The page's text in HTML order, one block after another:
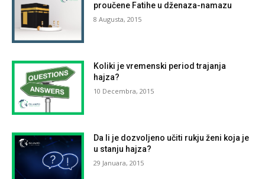
proučene Fatihe u dženaza-namazu
8 Augusta, 2015
Koliki je vremenski period trajanja
hajza?
10 Decembra, 2015
Da li je dozvoljeno učiti rukju ženi koja je
u stanju hajza?
29 Januara, 2015